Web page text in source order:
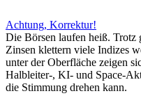
Achtung, Korrektur!
Die Börsen laufen heiß. Trotz
Zinsen klettern viele Indizes
unter der Oberfläche zeigen
Halbleiter-, KI- und Space-
die Stimmung drehen kann.